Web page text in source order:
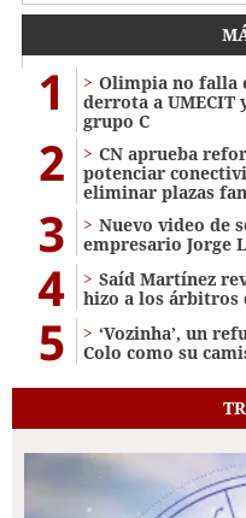
1
Olimpia no falla
derrota a
grupo C
2
CN aprueba
potenciar
eliminar plazas
3
Nuevo video de
empresario Jorge
4
Saíd Martínez
hizo a los árbitros
5
‘Vozinha’, un
Colo como su